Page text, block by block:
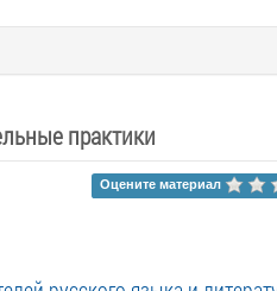
практики
Оцените материал